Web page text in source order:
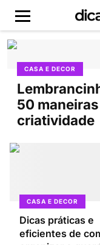
CASA E DECOR
50
criatividade
CASA E DECOR
Dicas práticas e
eficientes de